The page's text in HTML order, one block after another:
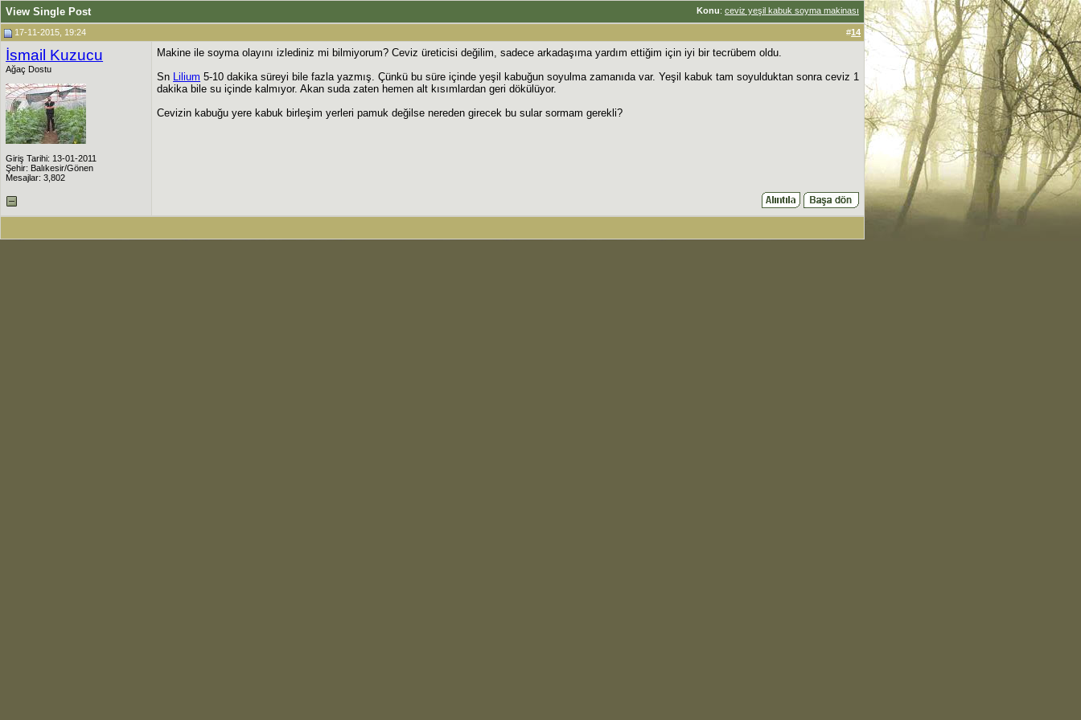
Konu: ceviz yeşil kabuk soyma makinası
View Single Post
17-11-2015, 19:24 #14
İsmail Kuzucu
Ağaç Dostu
Giriş Tarihi: 13-01-2011
Şehir: Balıkesir/Gönen
Mesajlar: 3,802
Makine ile soyma olayını izlediniz mi bilmiyorum? Ceviz üreticisi değilim, sadece arkadaşıma yardım ettiğim için iyi bir tecrübem oldu.
Sn Lilium 5-10 dakika süreyi bile fazla yazmış. Çünkü bu süre içinde yeşil kabuğun soyulma zamanıda var. Yeşil kabuk tam soyulduktan sonra ceviz 1
dakika bile su içinde kalmıyor. Akan suda zaten hemen alt kısımlardan geri dökülüyor.
Cevizin kabuğu yere kabuk birleşim yerleri pamuk değilse nereden girecek bu sular sormam gerekli?